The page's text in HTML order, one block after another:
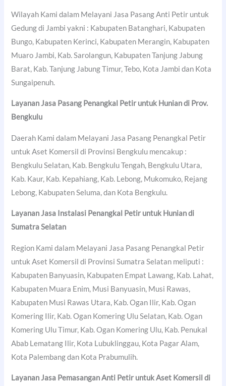
Wilayah Kami dalam Melayani Jasa Pasang Anti Petir untuk
Gedung di Jambi yakni : Kabupaten Batanghari, Kabupaten
Bungo, Kabupaten Kerinci, Kabupaten Merangin, Kabupaten
Muaro Jambi, Kab. Sarolangun, Kabupaten Tanjung Jabung
Barat, Kab. Tanjung Jabung Timur, Tebo, Kota Jambi dan Kota
Sungaipenuh.
Layanan Jasa Pasang Penangkal Petir untuk Hunian di Prov.
Bengkulu
Daerah Kami dalam Melayani Jasa Pasang Penangkal Petir
untuk Aset Komersil di Provinsi Bengkulu mencakup :
Bengkulu Selatan, Kab. Bengkulu Tengah, Bengkulu Utara,
Kab. Kaur, Kab. Kepahiang, Kab. Lebong, Mukomuko, Rejang
Lebong, Kabupaten Seluma, dan Kota Bengkulu.
Layanan Jasa Instalasi Penangkal Petir untuk Hunian di
Sumatra Selatan
Region Kami dalam Melayani Jasa Pasang Penangkal Petir
untuk Aset Komersil di Provinsi Sumatra Selatan meliputi :
Kabupaten Banyuasin, Kabupaten Empat Lawang, Kab. Lahat,
Kabupaten Muara Enim, Musi Banyuasin, Musi Rawas,
Kabupaten Musi Rawas Utara, Kab. Ogan Ilir, Kab. Ogan
Komering Ilir, Kab. Ogan Komering Ulu Selatan, Kab. Ogan
Komering Ulu Timur, Kab. Ogan Komering Ulu, Kab. Penukal
Abab Lematang Ilir, Kota Lubuklinggau, Kota Pagar Alam,
Kota Palembang dan Kota Prabumulih.
Layanan Jasa Pemasangan Anti Petir untuk Aset Komersil di